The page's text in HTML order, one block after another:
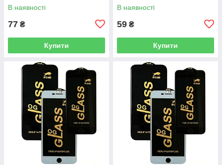
В наявності
77 ₴
Купити
В наявності
59 ₴
Купити